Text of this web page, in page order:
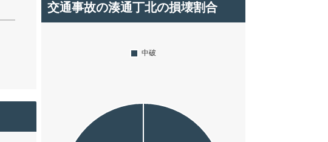
交通事故の湊通丁北の損壊割合